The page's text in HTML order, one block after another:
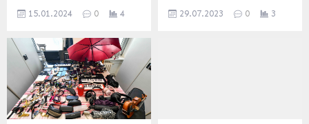
düzenlenen uyuşturucu
Müdürlüğü Narkotik
Suçlarla Mücadele Şubesi
ekipleri tarafından bir
otomobilde yapılan
aramada yasaklı madde
ele geçirildi. Araçtaki 3
15.01.2024 0 4
gelişmekte olan yeni nesil
29.07.2023 0 3